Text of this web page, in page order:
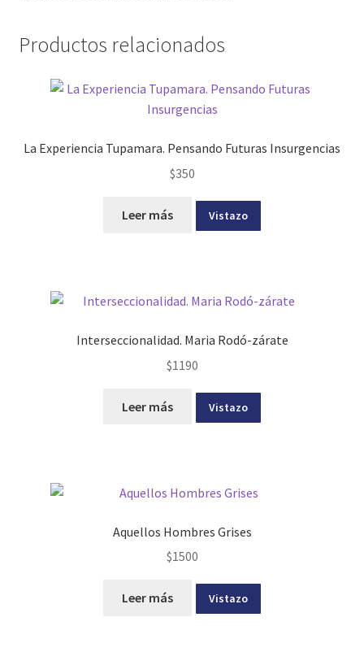
Productos relacionados
La Experiencia Tupamara. Pensando Futuras Insurgencias
$350
Leer más Vistazo
Interseccionalidad. Maria Rodó-zárate
$1190
Leer más Vistazo
Aquellos Hombres Grises
$1500
Leer más Vistazo